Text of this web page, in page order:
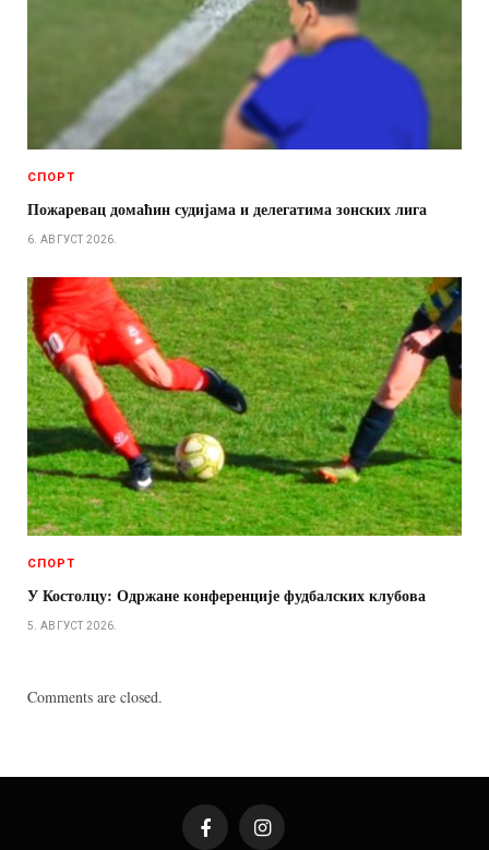
СПОРТ
Пожаревац домаћин судијама и делегатима зонских лига
6. АВГУСТ 2026.
СПОРТ
У Костолцу: Одржане конференције фудбалских клубова
5. АВГУСТ 2026.
Comments are closed.
FacebookInstagram